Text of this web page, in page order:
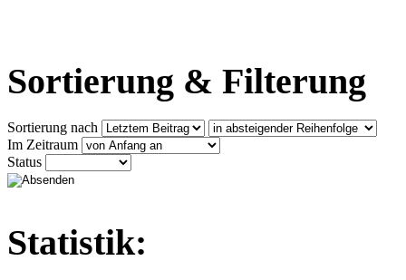
Sortierung & Filterung
Sortierung nach
Im Zeitraum
Status
Statistik: